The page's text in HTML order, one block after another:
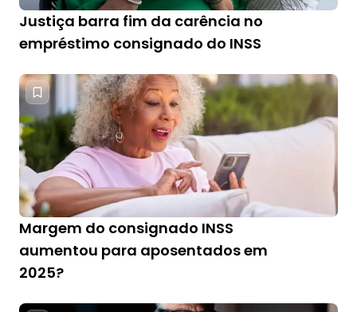
Justiça barra fim da carência no
empréstimo consignado do INSS
Margem do consignado INSS
aumentou para aposentados em
2025?